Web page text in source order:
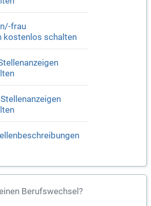
frau
kostenlos schalten
Berufswechsel?